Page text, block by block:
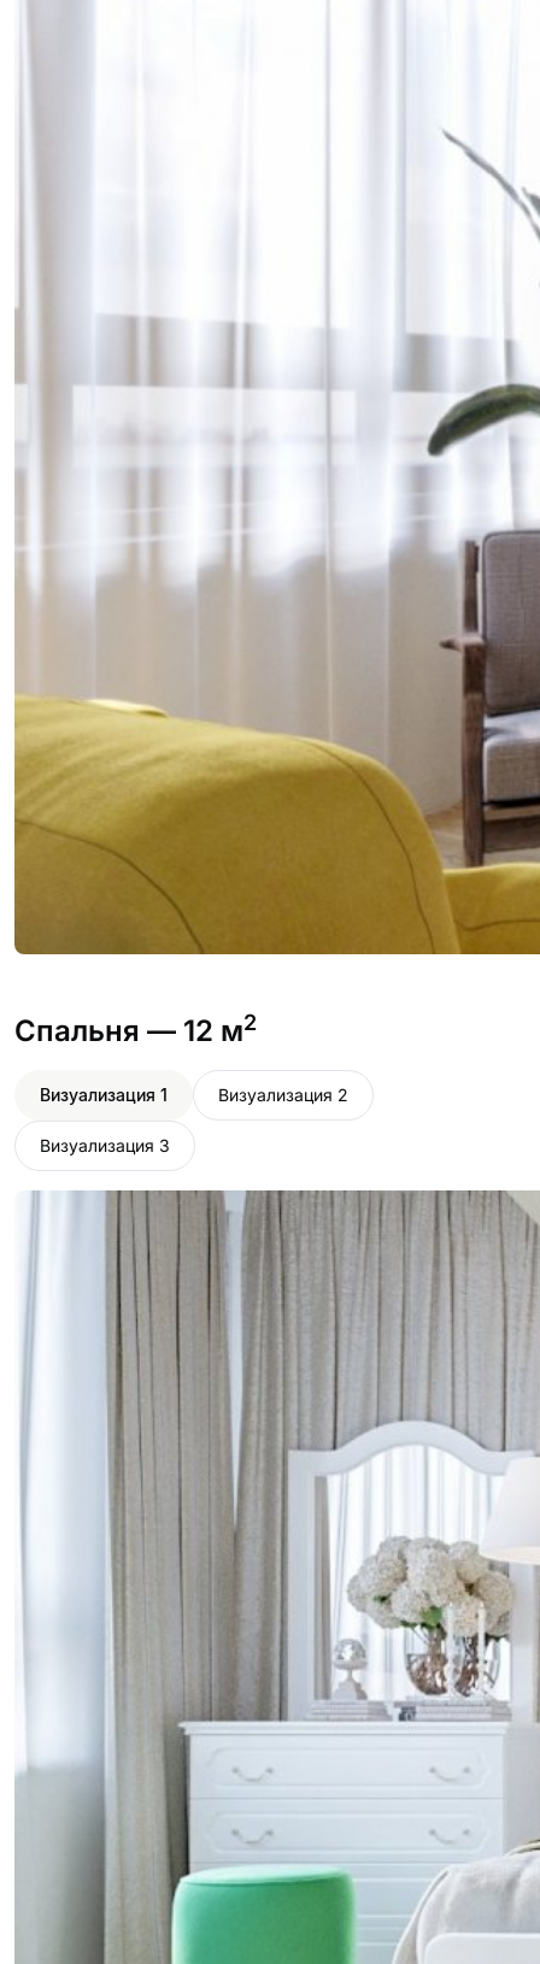
Спальня — 12 м2
Визуализация 1 Визуализация 2
Визуализация 3